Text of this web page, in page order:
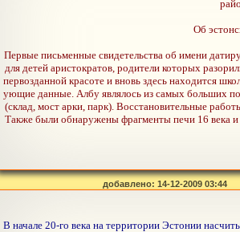
Об
Первые письменные свидетельства об имени
для детей аристократов, родители которых
первозданной красоте и вновь здесь находится
ующие данные. Албу являлось из самых больших
(склад, мост арки, парк). Восстановительные
Также были обнаружены фрагменты печи 16 века и
добавлено: 14-12-2009 03:44
В начале 20-го века на территории Эстонии